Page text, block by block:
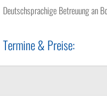
Deutschsprachige Betreuung an
Termine & Preise: